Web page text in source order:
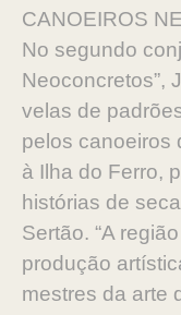
CANOEIROS
No segundo
Neoconcretos”,
velas de
pelos canoeiros
à Ilha do Ferro,
histórias de
Sertão. “A
produção
mestres da arte